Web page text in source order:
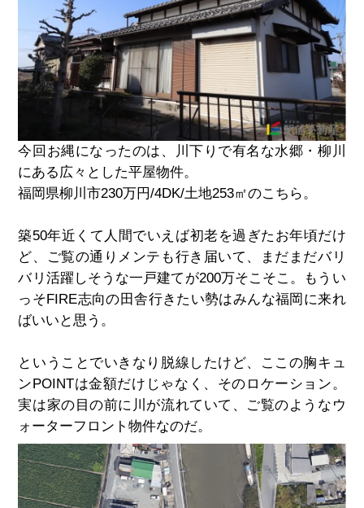
今回お縄になったのは、川下りで有名な水郷・柳川
にある広々とした平屋物件。
福岡県柳川市230万円/4DK/土地253‪㎡のこちら。
築50年近くて人間でいえば初老を過ぎたお年頃だけ
ど、ご覧の通りメンテも行き届いて、まだまだバリ
バリ活躍しそうな一戸建てが200万そこそこ。もうい
っそFIRE志向の田舎行きたい勢はみんな福岡に来れ
ばいいと思う。
ということでいきなり脱線したけど、ここの胸キュ
ンPOINTは金額だけじゃなく、そのロケーション。
実は家の目の前に川が流れていて、ご覧のようなウ
ォーターフロント物件なのだ。